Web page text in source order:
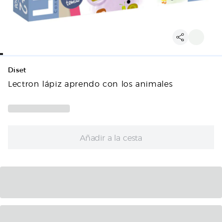
Diset
Lectron lápiz aprendo con los animales
Añadir a la cesta